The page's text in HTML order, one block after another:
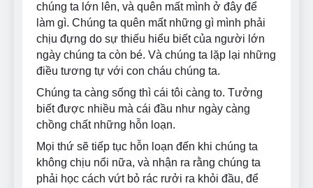
chúng ta lớn lên, và quên mất mình ở đây để
làm gì. Chúng ta quên mất những gì mình phải
chịu đựng do sự thiếu hiểu biết của người lớn
ngày chúng ta còn bé. Và chúng ta lặp lại những
điều tương tự với con cháu chúng ta.
Chúng ta càng sống thì cái tôi càng to. Tưởng
biết được nhiều mà cái đầu như ngày càng
chồng chất những hỗn loạn.
Mọi thứ sẽ tiếp tục hỗn loạn đến khi chúng ta
không chịu nổi nữa, và nhận ra rằng chúng ta
phải học cách vứt bỏ rác rưởi ra khỏi đầu, để